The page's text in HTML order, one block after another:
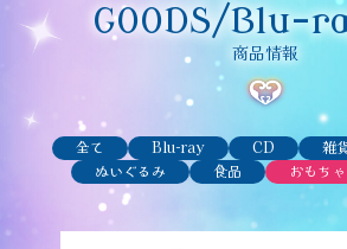
GOODS/Blu-
商品情報
全て Blu-ray CD 雑
ぬいぐるみ
食品 おもちゃ